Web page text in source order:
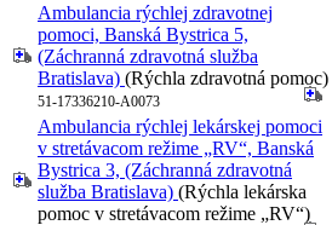
Ambulancia rýchlej zdravotnej
pomoci, Banská Bystrica 5,
(Záchranná zdravotná služba
Bratislava) (Rýchla zdravotná pomoc)
51-17336210-A0073
Ambulancia rýchlej lekárskej pomoci
v stretávacom režime „RV“, Banská
Bystrica 3, (Záchranná zdravotná
služba Bratislava) (Rýchla lekárska
pomoc v stretávacom režime „RV“)